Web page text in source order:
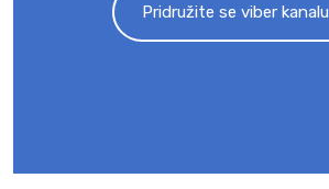
Pridružite se viber kanalu